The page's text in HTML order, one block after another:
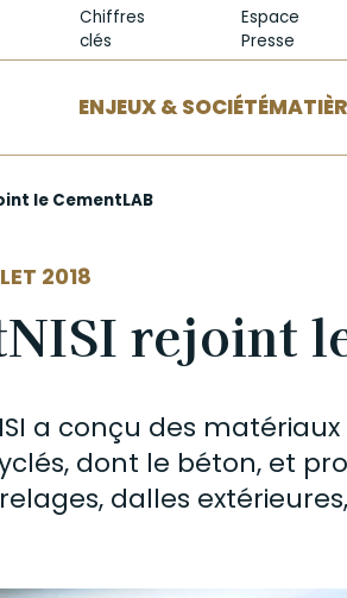
Chiffres
clés
Espace
Presse
ENJEUX & SOCIÉTÉ
le CementLAB
2018
rejoint
a conçu des
dont le béton, et
dalles